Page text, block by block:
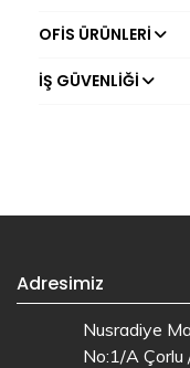
OFIS ÜRÜNLERI
İŞ GÜVENLIĞI
Adresimiz
Nusradiye
No:1/A Çorlu